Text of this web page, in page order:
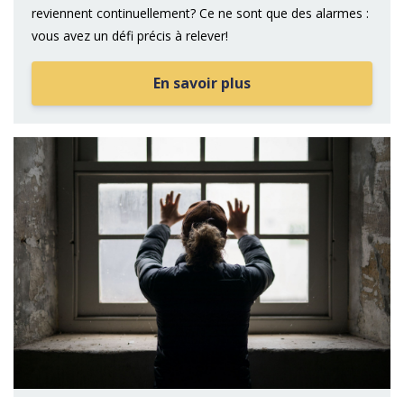
reviennent continuellement? Ce ne sont que des alarmes :
vous avez un défi précis à relever!
En savoir plus